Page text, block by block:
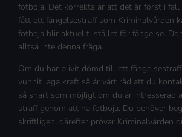
fotboja. Det korrekta är att det är först i fall
fått ett fängelsestraff som Kriminalvården
fotboja blir aktuellt istället för fängelse.
alltså inte denna fråga.
Om du har blivit dömd till ett
vunnit laga kraft så är vårt råd att du
så snart som möjligt om du är intresserad
straff genom att ha fotboja. Du behöver
skriftligen, därefter prövar Kriminalvården